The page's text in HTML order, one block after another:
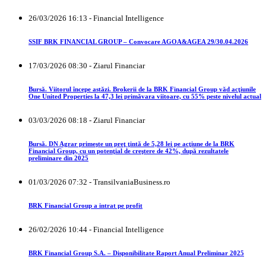
26/03/2026 16:13 - Financial Intelligence
SSIF BRK FINANCIAL GROUP – Convocare AGOA&AGEA 29/30.04.2026
17/03/2026 08:30 - Ziarul Financiar
Bursă. Viitorul începe astăzi. Brokerii de la BRK Financial Group văd acţiunile
One United Properties la 47,3 lei primăvara viitoare, cu 55% peste nivelul actual
03/03/2026 08:18 - Ziarul Financiar
Bursă. DN Agrar primeşte un preţ ţintă de 5,28 lei pe acţiune de la BRK
Financial Group, cu un potenţial de creştere de 42%, după rezultatele
preliminare din 2025
01/03/2026 07:32 - TransilvaniaBusiness.ro
BRK Financial Group a intrat pe profit
26/02/2026 10:44 - Financial Intelligence
BRK Financial Group S.A. – Disponibilitate Raport Anual Preliminar 2025